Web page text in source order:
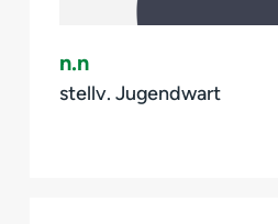
n.n
stellv. Jugendwart